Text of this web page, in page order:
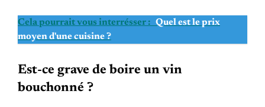
Cela pourrait vous interrésser : Quel est le prix
moyen d'une cuisine ?
Est-ce grave de boire un vin
bouchonné ?